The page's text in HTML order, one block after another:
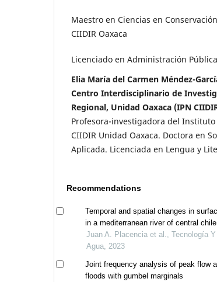
Maestro en Ciencias en
CIIDIR Oaxaca
Licenciado en Administración
Elia María del Carmen Méndez-
Centro Interdisciplinario de
Regional, Unidad Oaxaca (IPN
Profesora-investigadora del
CIIDIR Unidad Oaxaca. Doctora en
Aplicada. Licenciada en Lengua y
Recommendations
Temporal and spatial changes in
in a mediterranean river of central
mataquito river (~35°s)
Juan A. Placencia et al., Tecnología Y
Agua, 2023
Joint frequency analysis of peak flow
floods with gumbel marginals